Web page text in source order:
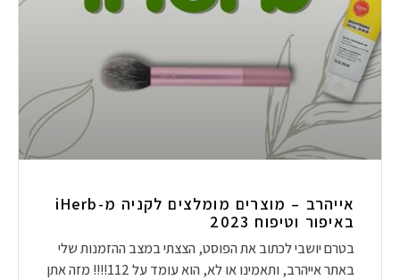
אייהרב – מוצרים מומלצים לקניה מ-iHerb
באיפור וטיפוח 2023
בטרם יושבי לכתוב את הפוסט, הצצתי במצב ההזמנות שלי
באתר אייהרב, ותאמינו או לא, הוא עומד על 112!!!! מזה אתן